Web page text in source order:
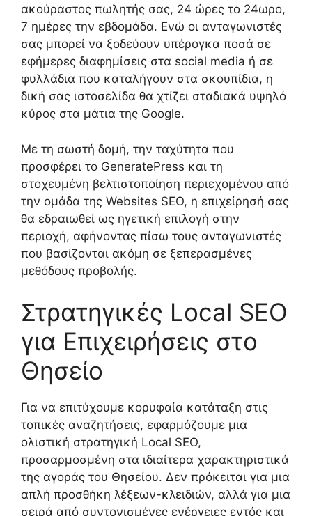
ακούραστος πωλητής σας, 24 ώρες το 24ωρο,
7 ημέρες την εβδομάδα. Ενώ οι ανταγωνιστές
σας μπορεί να ξοδεύουν υπέρογκα ποσά σε
εφήμερες διαφημίσεις στα social media ή σε
φυλλάδια που καταλήγουν στα σκουπίδια, η
δική σας ιστοσελίδα θα χτίζει σταδιακά υψηλό
κύρος στα μάτια της Google.
Με τη σωστή δομή, την ταχύτητα που
προσφέρει το GeneratePress και τη
στοχευμένη βελτιστοποίηση περιεχομένου από
την ομάδα της Websites SEO, η επιχείρησή σας
θα εδραιωθεί ως ηγετική επιλογή στην
περιοχή, αφήνοντας πίσω τους ανταγωνιστές
που βασίζονται ακόμη σε ξεπερασμένες
μεθόδους προβολής.
Στρατηγικές Local SEO
για Επιχειρήσεις στο
Θησείο
Για να επιτύχουμε κορυφαία κατάταξη στις
τοπικές αναζητήσεις, εφαρμόζουμε μια
ολιστική στρατηγική Local SEO,
προσαρμοσμένη στα ιδιαίτερα χαρακτηριστικά
της αγοράς του Θησείου. Δεν πρόκειται για μια
απλή προσθήκη λέξεων-κλειδιών, αλλά για μια
σειρά από συντονισμένες ενέργειες εντός και